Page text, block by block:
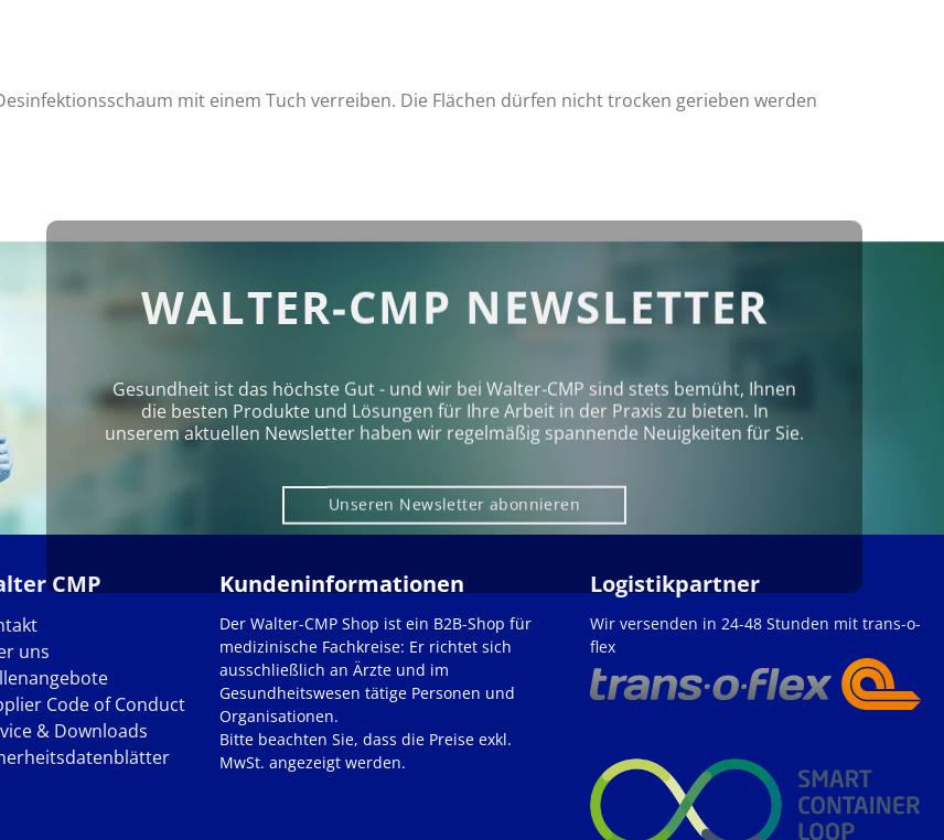
mit einem Tuch verreiben. Die Flächen dürfen nicht trocken gerieben werden
WALTER-CMP NEWSLETTER
Gesundheit ist das höchste Gut - und wir bei Walter‑CMP sind stets bemüht, Ihnen
die besten Produkte und Lösungen für Ihre Arbeit in der Praxis zu bieten. In
unserem aktuellen Newsletter haben wir regelmäßig spannende Neuigkeiten für Sie.
Unseren Newsletter abonnieren
CMP
uns
Code of Conduct
& Downloads
Kundeninformationen
Der Walter-CMP Shop ist ein B2B-Shop für
medizinische Fachkreise: Er richtet sich
ausschließlich an Ärzte und im
Gesundheitswesen tätige Personen und
Organisationen.
Bitte beachten Sie, dass die Preise exkl.
MwSt. angezeigt werden.
Logistikpartner
Wir versenden in 24-48 Stunden mit trans-o-
flex